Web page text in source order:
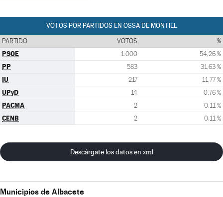
VOTOS POR PARTIDOS EN OSSA DE MONTIEL
PARTIDO VOTOS %
PSOE 1.000 54,26 %
PP 583 31,63 %
IU 217 11,77 %
UPyD 14 0,76 %
PACMA 2 0,11 %
CENB 2 0,11 %
Descárgate los datos en xml
Municipios de Albacete